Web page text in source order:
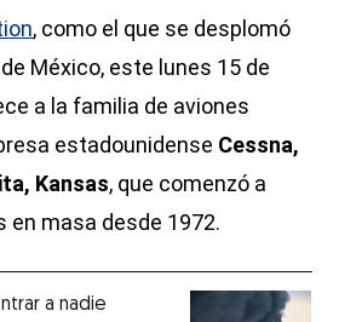
, como el que se desplomó
México, este lunes 15 de
a la familia de aviones
estadounidense Cessna,
Kansas, que comenzó a
en masa desde 1972.
a nadie